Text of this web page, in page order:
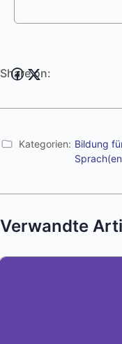
Share on:
Kategorien: Bildung
Verwandte